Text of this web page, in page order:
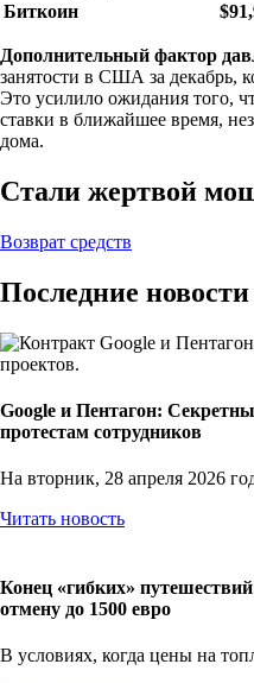
Биткоин
Дополнительный фактор
занятости в США за декабрь,
Это усилило ожидания того,
ставки в ближайшее время,
дома.
Стали жертвой
Возврат средств
Последние новости
Google и Пентагон:
протестам сотрудников
На вторник, 28 апреля 2026
Читать новость
Конец «гибких»
отмену до 1500 евро
В условиях, когда цены на